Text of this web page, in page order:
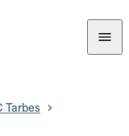
Tarbes